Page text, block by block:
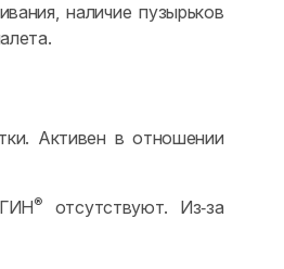
наличие пузырьков
Активен в отношении
®
отсутствуют. Из‑за